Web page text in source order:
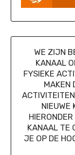
WE ZIJN
KANAAL
FYSIEKE
MAKEN
NIEUWE
KANAAL TE
JE OP DE